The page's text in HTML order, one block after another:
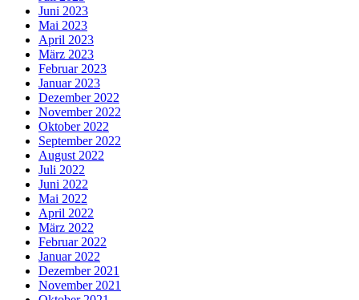
Juni 2023
Mai 2023
April 2023
März 2023
Februar 2023
Januar 2023
Dezember 2022
November 2022
Oktober 2022
September 2022
August 2022
Juli 2022
Juni 2022
Mai 2022
April 2022
März 2022
Februar 2022
Januar 2022
Dezember 2021
November 2021